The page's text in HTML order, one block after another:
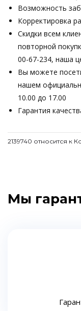
Возможность
Корректировка
Скидки всем
повторной
00-67-234, наша
Вы можете
нашем
10.00 до 17.00
Гарантия
2139740 относится к
Мы